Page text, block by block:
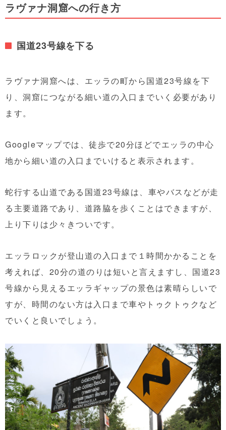
ラヴァナ洞窟への行き方
国道23号線を下る
ラヴァナ洞窟へは、エッラの町から国道23号線を下
り、洞窟につながる細い道の入口までいく必要があり
ます。
Googleマップでは、徒歩で20分ほどでエッラの中心
地から細い道の入口までいけると表示されます。
蛇行する山道である国道23号線は、車やバスなどが走
る主要道路であり、道路脇を歩くことはできますが、
上り下りは少々きついです。
エッラロックが登山道の入口まで１時間かかることを
考えれば、20分の道のりは短いと言えますし、国道23
号線から見えるエッラギャップの景色は素晴らしいで
すが、時間のない方は入口まで車やトゥクトゥクなど
でいくと良いでしょう。